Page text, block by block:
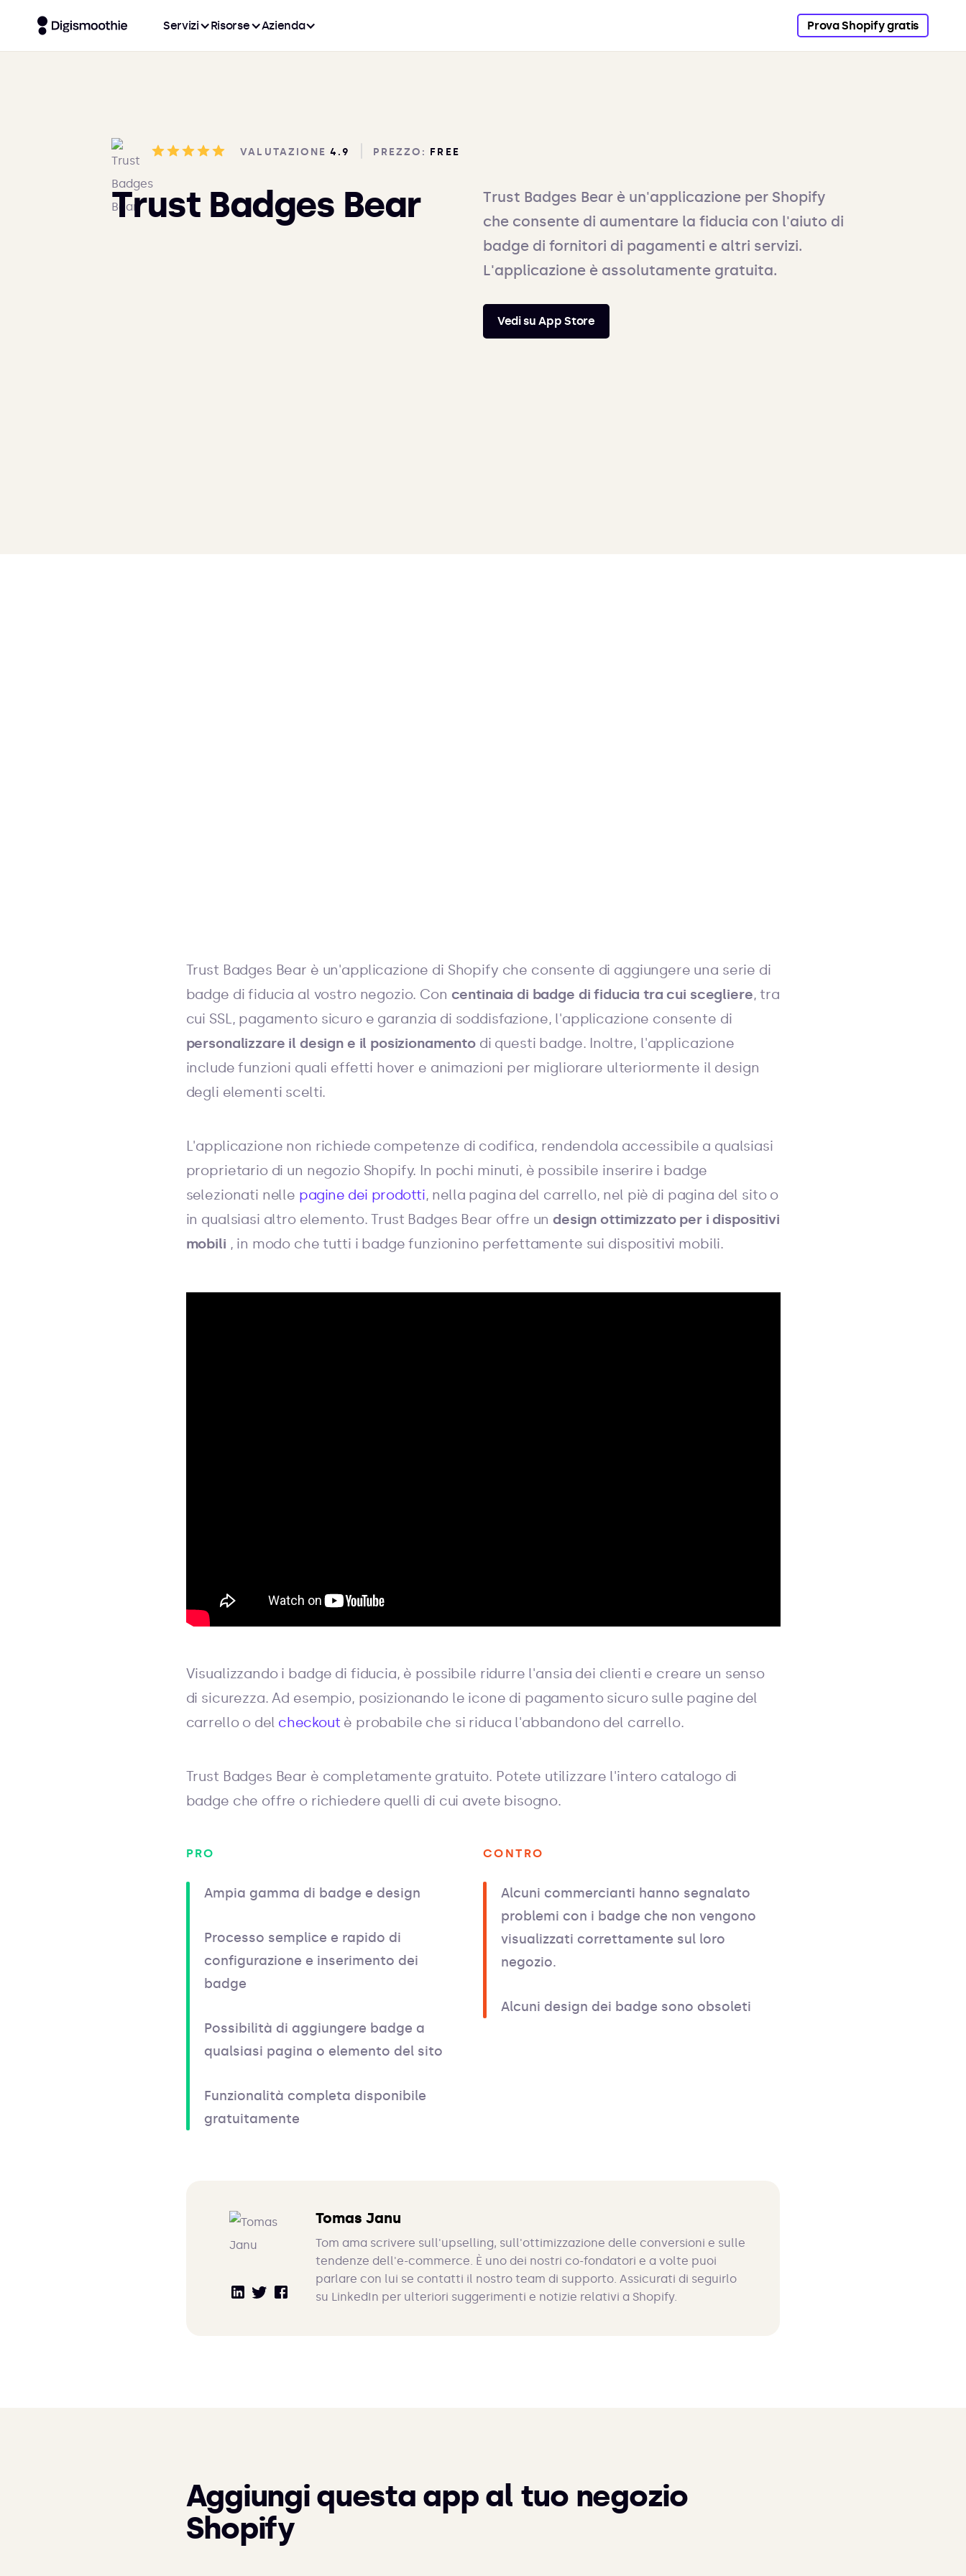
Servizi Risorse Azienda Prova Shopify gratis
VALUTAZIONE 4.9 PREZZO: FREE
Trust Badges Bear
Trust Badges Bear è un'applicazione per Shopify
che consente di aumentare la fiducia con l'aiuto di
badge di fornitori di pagamenti e altri servizi.
L'applicazione è assolutamente gratuita.
Vedi su App Store
Trust Badges Bear è un'applicazione di Shopify che consente di aggiungere una serie di
badge di fiducia al vostro negozio. Con centinaia di badge di fiducia tra cui scegliere, tra
cui SSL, pagamento sicuro e garanzia di soddisfazione, l'applicazione consente di
personalizzare il design e il posizionamentodi questi badge. Inoltre, l'applicazione
include funzioni quali effetti hover e animazioni per migliorare ulteriormente il design
degli elementi scelti.
L'applicazione non richiede competenze di codifica, rendendola accessibile a qualsiasi
proprietario di un negozio Shopify. In pochi minuti, è possibile inserire i badge
selezionati nelle pagine dei prodotti, nella pagina del carrello, nel piè di pagina del sito o
in qualsiasi altro elemento. Trust Badges Bear offre undesign ottimizzato per i dispositivi
mobili , in modo che tutti i badge funzionino perfettamente sui dispositivi mobili.
Visualizzando i badge di fiducia, è possibile ridurre l'ansia dei clienti e creare un senso
di sicurezza. Ad esempio, posizionando le icone di pagamento sicuro sulle pagine del
carrello o del checkoutè probabile che si riduca l'abbandono del carrello.
Trust Badges Bear è completamente gratuito. Potete utilizzare l'intero catalogo di
badge che offre o richiedere quelli di cui avete bisogno.
PRO
Ampia gamma di badge e design
Processo semplice e rapido di
configurazione e inserimento dei
badge
Possibilità di aggiungere badge a
qualsiasi pagina o elemento del sito
Funzionalità completa disponibile
gratuitamente
CONTRO
Alcuni commercianti hanno segnalato
problemi con i badge che non vengono
visualizzati correttamente sul loro
negozio.
Alcuni design dei badge sono obsoleti
Tomas Janu
Tom ama scrivere sull'upselling, sull'ottimizzazione delle conversioni e sulle
tendenze dell'e-commerce. È uno dei nostri co-fondatori e a volte puoi
parlare con lui se contatti il nostro team di supporto. Assicurati di seguirlo
su LinkedIn per ulteriori suggerimenti e notizie relativi a Shopify.
Aggiungi questa app al tuo negozio
Shopify